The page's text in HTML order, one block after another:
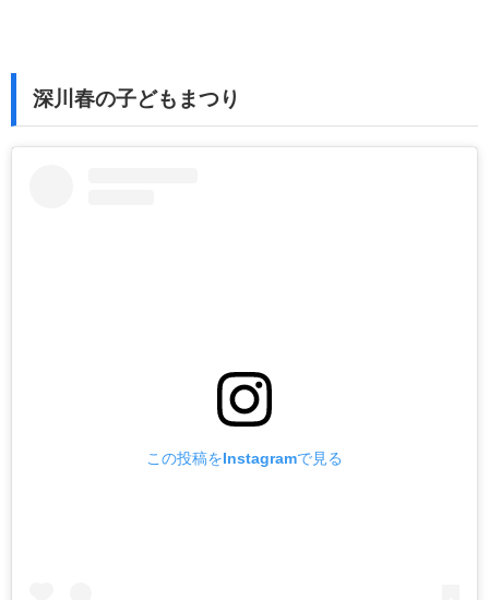
深川春の子どもまつり
この投稿をInstagramで見る